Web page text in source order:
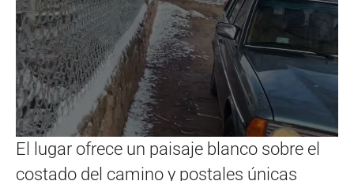
El lugar ofrece un paisaje blanco sobre el
costado del camino y postales únicas